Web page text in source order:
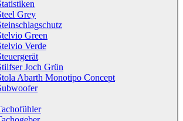
Grey
Green
Verde
Joch Grün
Abarth Monotipo Concept